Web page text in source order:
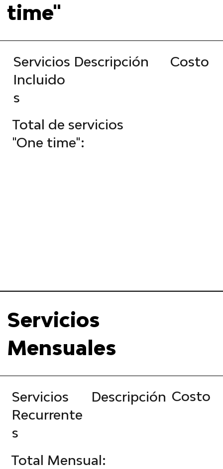
time"
Servicios
Incluido
s
Descripción Costo
Total de servicios
"One time":
Servicios
Mensuales
Servicios
Recurrente
s
Descripción Costo
Total Mensual: